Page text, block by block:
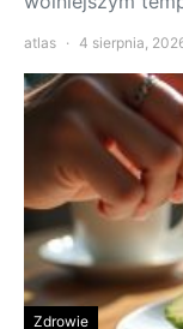
atlas 4 sierpnia,
Zdrowie